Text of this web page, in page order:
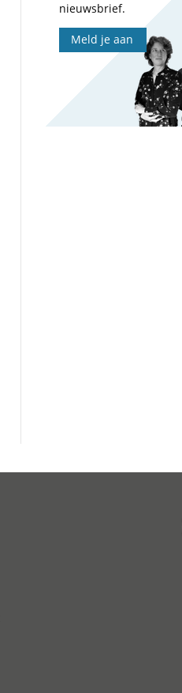
nieuwsbrief.
Meld je aan